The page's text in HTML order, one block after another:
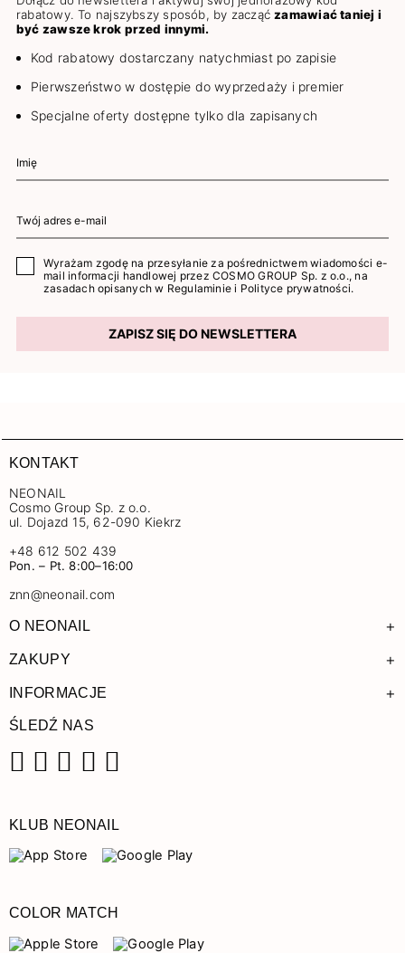
rabatowy. To najszybszy sposób, by zacząćzamawiać taniej i
być zawsze krok przed innymi.
Kod rabatowy dostarczany natychmiast po zapisie
Pierwszeństwo w dostępie do wyprzedaży i premier
Specjalne oferty dostępne tylko dla zapisanych
Wyrażam zgodę na przesyłanie za pośrednictwem wiadomości e-
mail informacji handlowej przez COSMO GROUP Sp. z o.o., na
zasadach opisanych w Regulaminie i Polityce prywatności.
ZAPISZ SIĘ DO NEWSLETTERA
KONTAKT
NEONAIL
Cosmo Group Sp. z o.o.
ul. Dojazd 15, 62-090 Kiekrz
+48 612 502 439
Pon. – Pt. 8:00–16:00
znn@neonail.com
O NEONAIL +
ZAKUPY +
INFORMACJE +
ŚLEDŹ NAS
KLUB NEONAIL
COLOR MATCH